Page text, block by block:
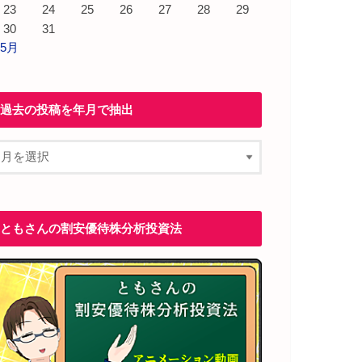
23 24 25 26 27 28
29
30
31
月
過去の投稿を年月で抽出
ともさんの割安優待株分析投資法